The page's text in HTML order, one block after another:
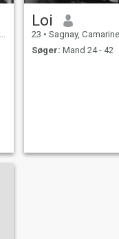
Loi
23 • Sagnay, Camarines Sur,
Søger: Mand 24 - 42